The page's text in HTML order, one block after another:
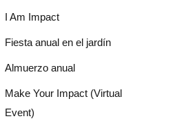
I Am Impact
Fiesta anual en el jardín
Almuerzo anual
Make Your Impact (Virtual
Event)